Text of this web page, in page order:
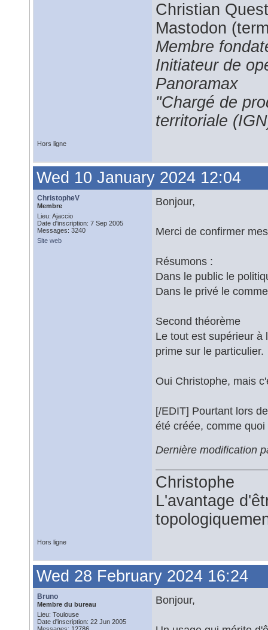
Christian
Mastodon
Membre
Initiateur de
Panoramax
"Chargé de
territoriale
Hors ligne
Wed 10 January 2024 12:04
ChristopheV
Membre
Lieu: Ajaccio
Date d'inscription: 7 Sep 2005
Messages: 3240
Site web
Bonjour,
Merci de confirmer
Résumons :
Dans le public le
Dans le privé le
Second théorème
Le tout est supérieur à
prime sur le particulier.
Oui Christophe, mais
[/EDIT] Pourtant lors
été créée, comme
Dernière modification
Christophe
L'avantage
Hors ligne
Wed 28 February 2024 16:24
Bruno
Membre du bureau
Lieu: Toulouse
Date d'inscription: 22 Jun 2005
Bonjour,